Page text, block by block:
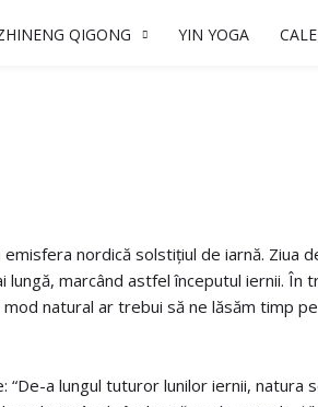
QIGONG YIN YOGA
nordică solstițiul de iarnă. Ziua
marcând astfel începutul iernii. În
mod natural ar trebui să ne lăsăm timp
“De-a lungul tuturor lunilor iernii, natura